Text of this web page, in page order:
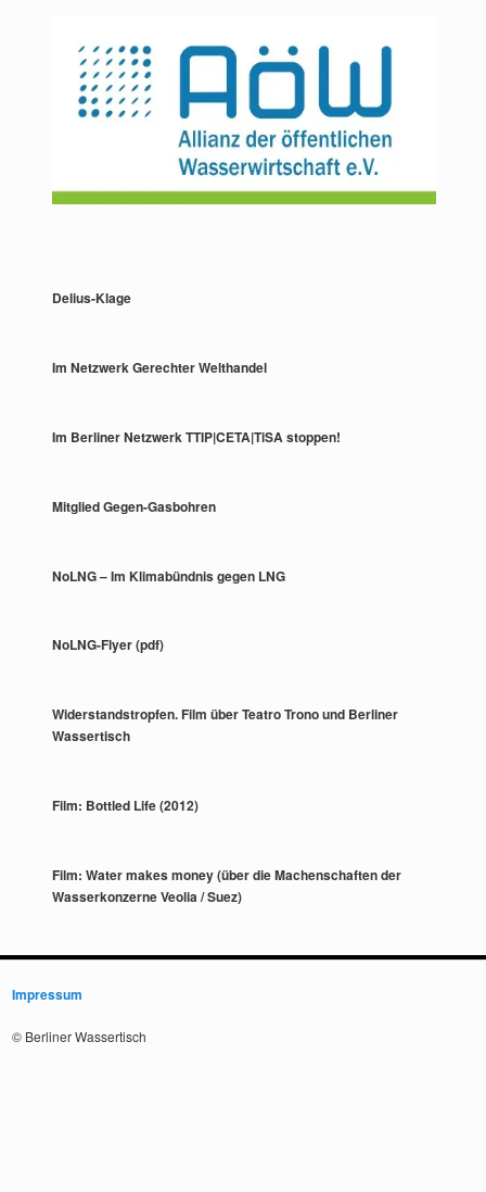
Delius-Klage
Im Netzwerk Gerechter Welthandel
Im Berliner Netzwerk TTIP|CETA|TiSA stoppen!
Mitglied Gegen-Gasbohren
NoLNG – Im Klimabündnis gegen LNG
NoLNG-Flyer (pdf)
Widerstandstropfen. Film über Teatro Trono und Berliner
Wassertisch
Film: Bottled Life (2012)
Film: Water makes money (über die Machenschaften der
Wasserkonzerne Veolia / Suez)
Impressum
© Berliner Wassertisch